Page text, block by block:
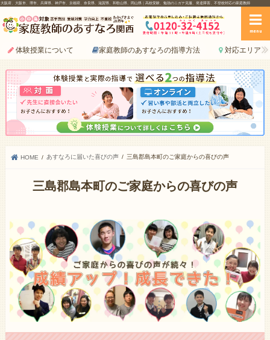
大阪府、大阪市、堺市、兵庫県、神戸市、京都府、奈良県、滋賀県、和歌山県、岡山県｜高校受験、勉強のニガテ克服、発達障害、不登校対応の家庭教師
menu
体験授業について 家庭教師のあすなろの指導方法 対応エリア
HOME あすなろに届いた喜びの声 三島郡島本町のご家庭からの喜びの声
三島郡島本町のご家庭からの喜びの声